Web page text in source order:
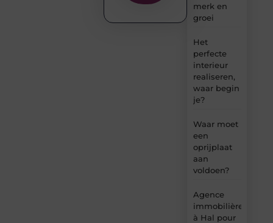
merk en
groei
Het
perfecte
interieur
realiseren,
waar begin
je?
Waar moet
een
oprijplaat
aan
voldoen?
Agence
immobilière
à Hal pour